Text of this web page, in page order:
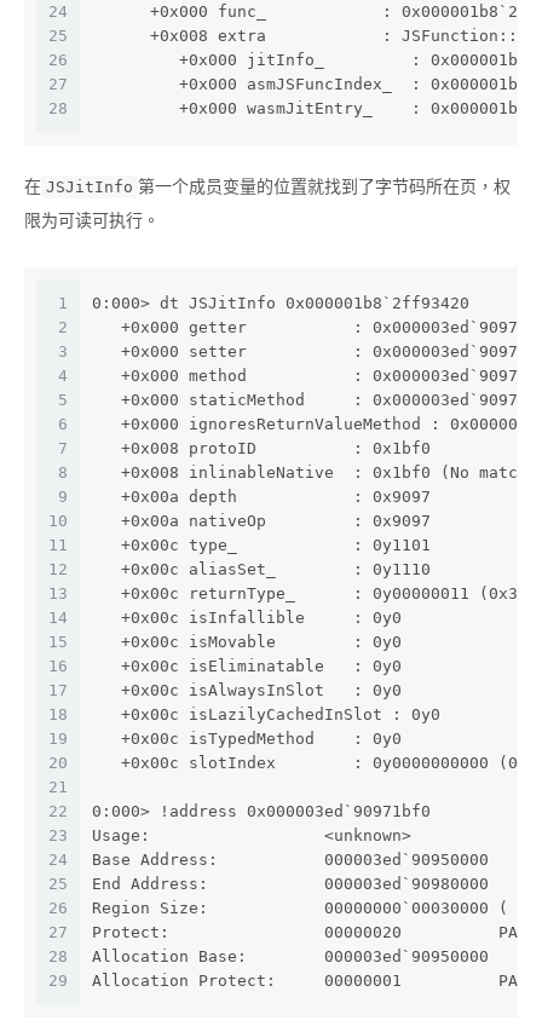
24
25
26
27
28
+0x000 func_            :
+0x008 extra            :
+0x000 jitInfo_         :
+0x000 asmJSFuncIndex_  :
+0x000 wasmJitEntry_    :
在 JSJitInfo 第一个成员变量的位置就找到了字节码所在页，权
限为可读可执行。
1
2
3
4
5
6
7
8
9
10
11
12
13
14
15
16
17
18
19
20
21
22
23
24
25
26
27
28
29
0:000> dt JSJitInfo 0x000001b8`2ff93420
+0x000 getter           :
+0x000 setter           :
+0x000 method           :
+0x000 staticMethod     :
+0x000 ignoresReturnValueMethod :
   +0x008 protoID          : 0x1bf0
+0x008 inlinableNative  : 0x1bf0 (No
   +0x00a depth            : 0x9097
   +0x00a nativeOp         : 0x9097
   +0x00c type_            : 0y1101
   +0x00c aliasSet_        : 0y1110
   +0x00c returnType_      : 0y00000011 (0x3)
   +0x00c isInfallible     : 0y0
   +0x00c isMovable        : 0y0
   +0x00c isEliminatable   : 0y0
   +0x00c isAlwaysInSlot   : 0y0
   +0x00c isLazilyCachedInSlot : 0y0
   +0x00c isTypedMethod    : 0y0
   +0x00c slotIndex        : 0y0000000000 (0)
0:000> !address 0x000003ed`90971bf0
Usage:                  <unknown>
Base Address:           000003ed`90950000
End Address:            000003ed`90980000
Region Size:            00000000`00030000 (
Protect:                00000020
Allocation Base:        000003ed`90950000
Allocation Protect:     00000001